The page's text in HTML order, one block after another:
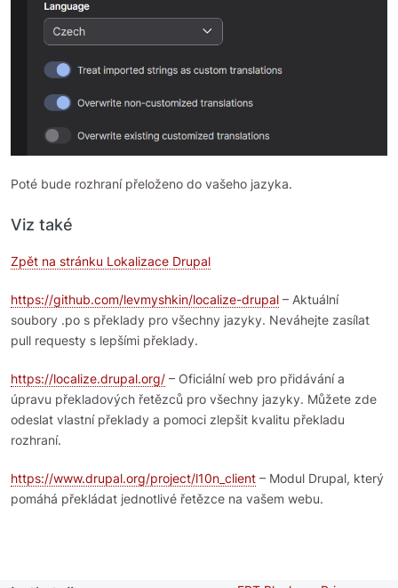
Poté bude rozhraní přeloženo do vašeho jazyka.
Viz také
Zpět na stránku Lokalizace Drupal
https://github.com/levmyshkin/localize-drupal – Aktuální
soubory .po s překlady pro všechny jazyky. Neváhejte zasílat
pull requesty s lepšími překlady.
https://localize.drupal.org/ – Oficiální web pro přidávání a
úpravu překladových řetězců pro všechny jazyky. Můžete zde
odeslat vlastní překlady a pomoci zlepšit kvalitu překladu
rozhraní.
https://www.drupal.org/project/l10n_client – Modul Drupal, který
pomáhá překládat jednotlivé řetězce na vašem webu.